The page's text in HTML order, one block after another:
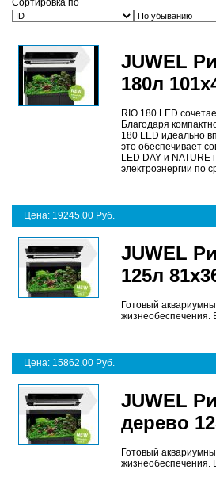
Сортировка по
JUWEL
180л
RIO 180 LED
Благодаря
180 LED идеально
это обеспечивает
LED DAY и
электроэнергии по
Цена: 19245.00 Руб.
JUWEL
125л
Готовый
жизнеобеспечения.
Цена: 15862.00 Руб.
JUWEL
дерево
Готовый
жизнеобеспечения.